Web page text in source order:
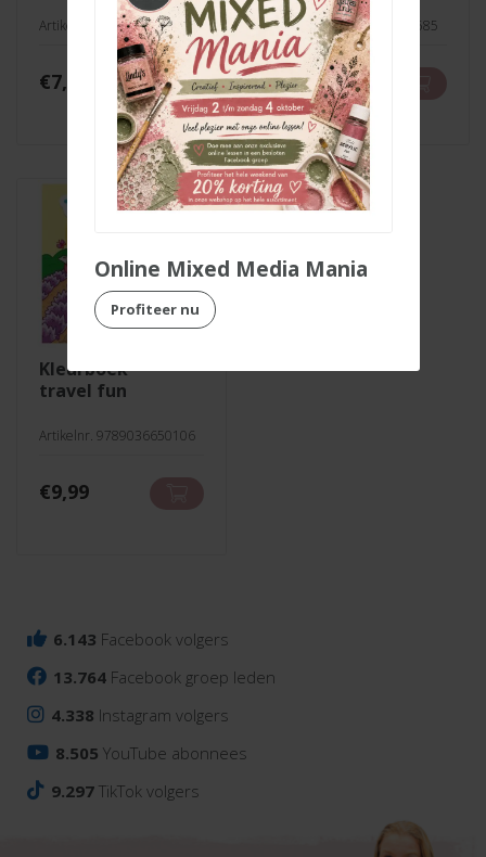
Artikelnr. 9789036652117
€7,99
Artikelnr. 9789036651585
€7,99
kleurboek
travel fun
Artikelnr. 9789036650106
€9,99
6.143 Facebook volgers
13.764 Facebook groep leden
4.338 Instagram volgers
8.505 YouTube abonnees
9.297 TikTok volgers
Online Mixed Media Mania
Profiteer nu